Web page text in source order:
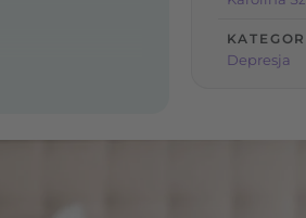
Depresja